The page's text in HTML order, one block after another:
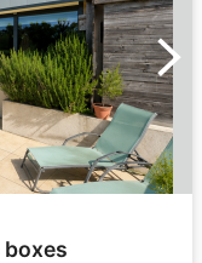
boxes